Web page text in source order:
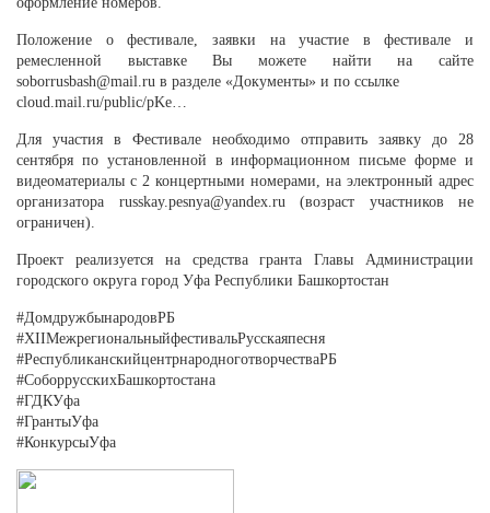
Положение о фестивале, заявки на участие в фестивале и
ремесленной выставке Вы можете найти на сайте
soborrusbash@mail.ru в разделе «Документы» и по ссылке
cloud.mail.ru/public/pKe…
Для участия в Фестивале необходимо отправить заявку до 28
сентября по установленной в информационном письме форме и
видеоматериалы с 2 концертными номерами, на электронный адрес
организатора russkay.pesnya@yandex.ru(возраст участников не
ограничен).
Проект реализуется на средства гранта Главы Администрации
городского округа город Уфа Республики Башкортостан
#ДомдружбынародовРБ
#XIIМежрегиональныйфестивальРусскаяпесня
#РеспубликанскийцентрнародноготворчестваРБ
#СоборрусскихБашкортостана
#ГДКУфа
#ГрантыУфа
#КонкурсыУфа